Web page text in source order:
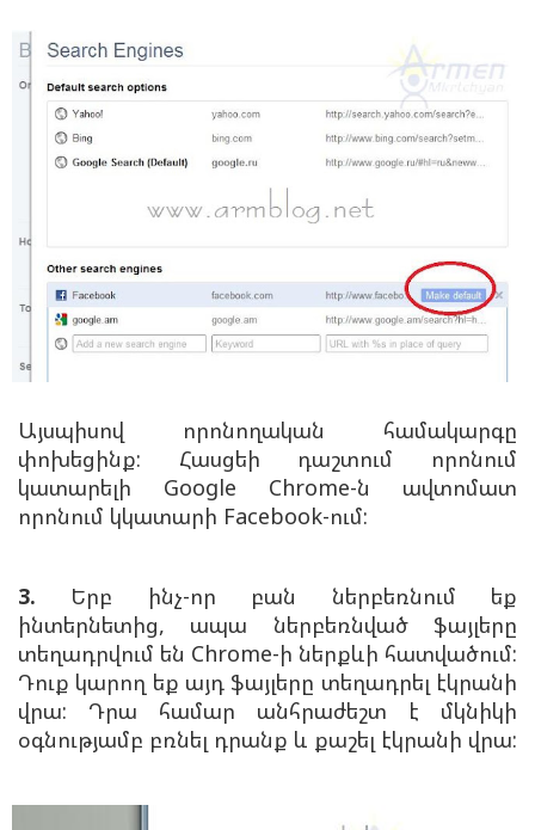
Այսպիսով որոնողական համակարգը
փոխեցինք: Հասցեի դաշտում որոնում
կատարելի Google Chrome-ն ավտոմատ
որոնում կկատարի Facebook-ում:
3. Երբ ինչ-որ բան ներբեռնում եք
ինտերնետից, ապա ներբեռնված ֆայլերը
տեղադրվում են Chrome-ի ներքևի հատվածում:
Դուք կարող եք այդ ֆայլերը տեղադրել էկրանի
վրա: Դրա համար անհրաժեշտ է մկնիկի
օգնությամբ բռնել դրանք և քաշել էկրանի վրա: